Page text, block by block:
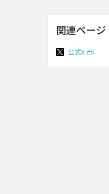
関連ページ
公式X